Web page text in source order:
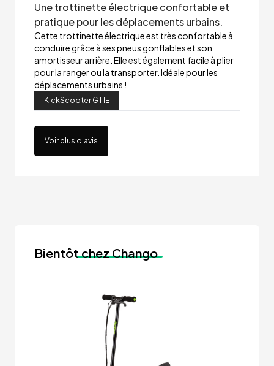
Une trottinette électrique confortable et
pratique pour les déplacements urbains.
Cette trottinette électrique est très confortable à
conduire grâce à ses pneus gonflables et son
amortisseur arrière. Elle est également facile à plier
pour la ranger ou la transporter. Idéale pour les
déplacements urbains !
KickScooter GT1E
Voir plus d'avis
Bientôtchez Chango